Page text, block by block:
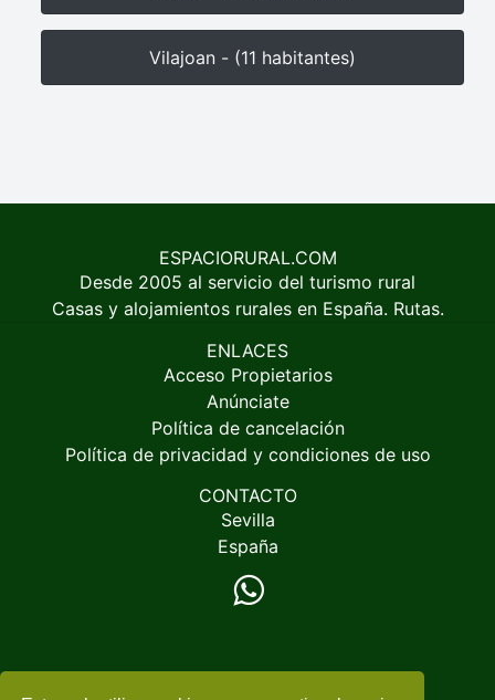
Vilajoan - (11 habitantes)
ESPACIORURAL.COM
Desde 2005 al servicio del turismo rural
Casas y alojamientos rurales en España. Rutas.
ENLACES
Acceso Propietarios
Anúnciate
Política de cancelación
Política de privacidad y condiciones de uso
CONTACTO
Sevilla
España